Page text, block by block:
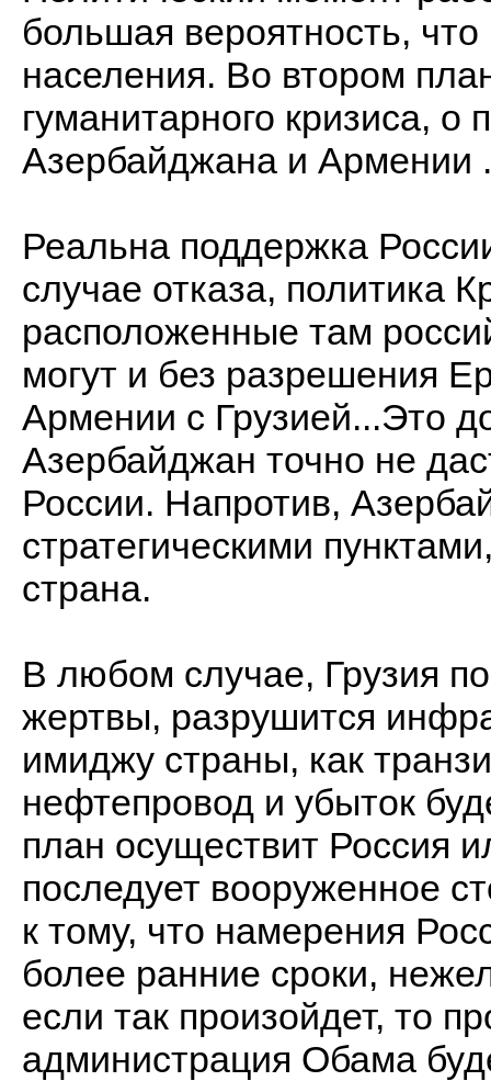
большая вероятность,
населения. Во втором
гуманитарного кризиса, о
Азербайджана и Армении
Реальна поддержка
случае отказа, политика
расположенные там
могут и без разрешения
Армении с Грузией...Это
Азербайджан точно не
России. Напротив,
стратегическими
страна.
В любом случае, Грузия
жертвы, разрушится
имиджу страны, как
нефтепровод и убыток
план осуществит Россия
последует вооруженное
к тому, что намерения
более ранние сроки,
если так произойдет, то
администрация Обама